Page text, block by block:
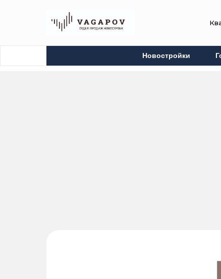
Новостройки